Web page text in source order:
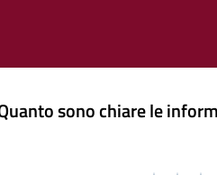
sono chiare le